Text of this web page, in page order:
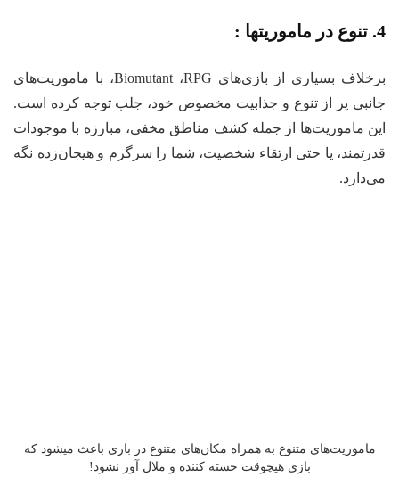
4. تنوع در ماموریتها :
برخلاف بسیاری از بازی‌های Biomutant ،RPG، با ماموریت‌های
جانبی پر از تنوع و جذابیت مخصوص خود، جلب توجه کرده است.
این ماموریت‌ها از جمله کشف مناطق مخفی، مبارزه با موجودات
قدرتمند، یا حتی ارتقاء شخصیت، شما را سرگرم و هیجان‌زده نگه
می‌دارد.
ماموریت‌های متنوع به همراه مکان‌های متنوع در بازی باعث میشود که
بازی هیچوقت خسته کننده و ملال آور نشود!